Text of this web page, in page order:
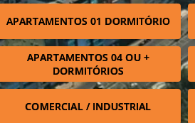
APARTAMENTOS 01 DORMITÓRIO
APARTAMENTOS 04 OU +
DORMITÓRIOS
COMERCIAL / INDUSTRIAL